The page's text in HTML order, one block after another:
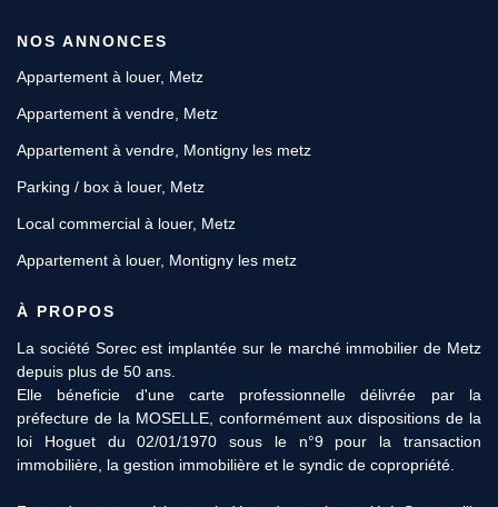
NOS ANNONCES
Appartement à louer, Metz
Appartement à vendre, Metz
Appartement à vendre, Montigny les metz
Parking / box à louer, Metz
Local commercial à louer, Metz
Appartement à louer, Montigny les metz
À PROPOS
La société Sorec est implantée sur le marché immobilier de Metz
depuis plus de 50 ans.
Elle béneficie d'une carte professionnelle délivrée par la
préfecture de la MOSELLE, conformément aux dispositions de la
loi Hoguet du 02/01/1970 sous le n°9 pour la transaction
immobilière, la gestion immobilière et le syndic de copropriété.